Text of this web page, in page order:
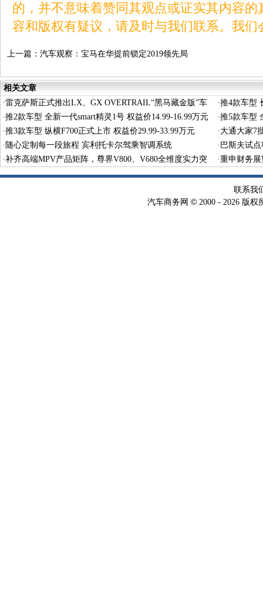
的，并不意味着赞同其观点或证实其内容
容和版权有疑议，请及时与我们联系。我
上一篇： 汽车观察：宝马在华提前锁定2019领先局
相关文章
·雷克萨斯正式推出LX、GX OVERTRAIL“黑马藏金版”车
型
·推4款车型
·推2款车型 全新一代smart精灵1号 权益价14.99-16.99万元 ·推5款车型
·推3款车型 纵横F700正式上市 权益价29.99-33.99万元 · 大通大家7
· 随心定制每一段旅程 宾利托卡尔驾乘智调系统 · 巴斯夫试
术
·补齐高端MPV产品矩阵，尊界V800、V680全维度实力突
围
·重申财务
联系我
汽车商务网 © 2000 - 2026 版权